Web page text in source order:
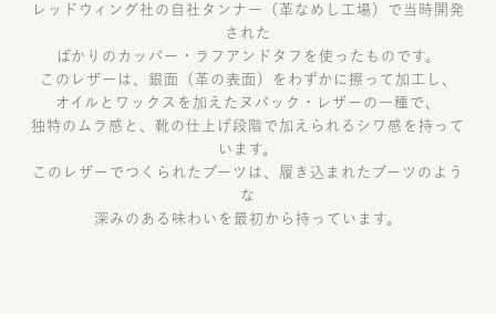
レッドウィング社の自社タンナー（革なめし工場）で当時開発
された
ばかりのカッパー・ラフアンドタフを使ったものです。
このレザーは、銀面（革の表面）をわずかに擦って加工し、
オイルとワックスを加えたヌバック・レザーの一種で、
独特のムラ感と、靴の仕上げ段階で加えられるシワ感を持って
います。
このレザーでつくられたブーツは、履き込まれたブーツのよう
な
深みのある味わいを最初から持っています。